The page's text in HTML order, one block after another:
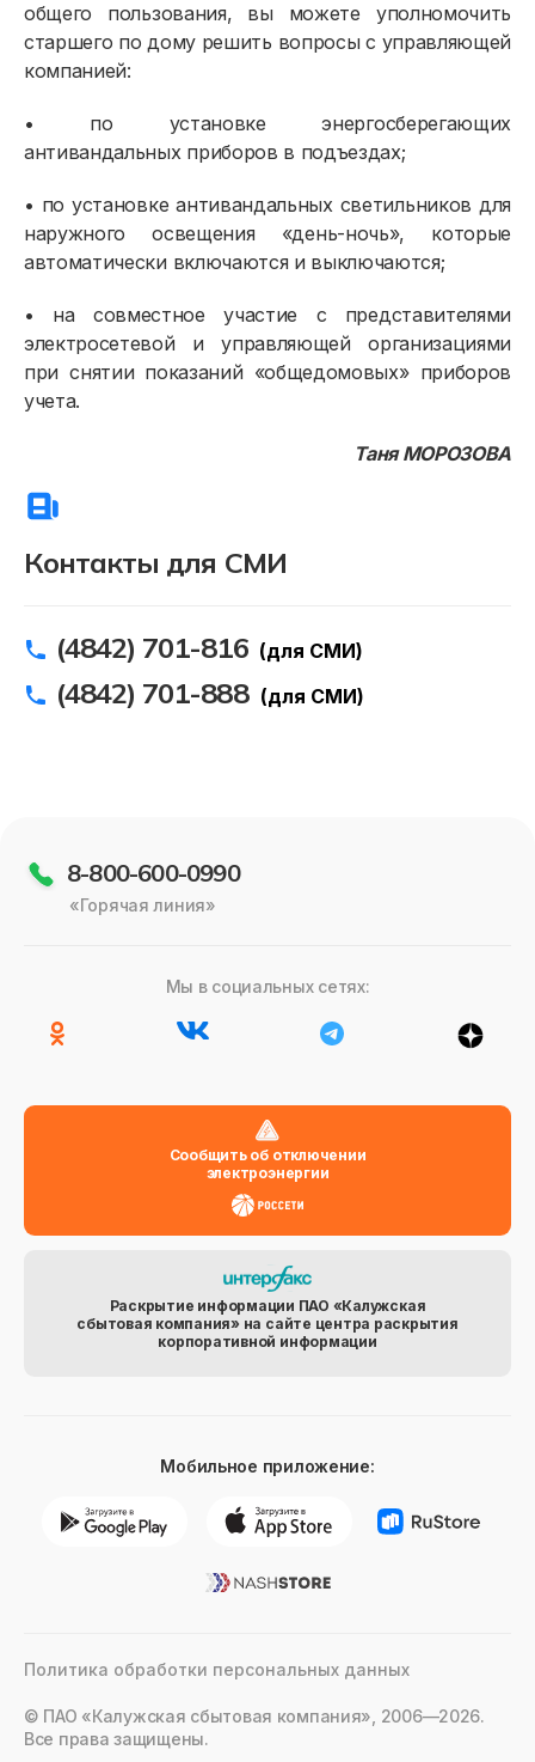
Контакты для СМИ
(4842) 701-816 (для СМИ)
(4842) 701-888 (для СМИ)
общего пользования, вы можете уполномочить
старшего по дому решить вопросы с управляющей
компанией:
• по установке энергосберегающих
антивандальных приборов в подъездах;
• по установке антивандальных светильников для
наружного освещения «день-ночь», которые
автоматически включаются и выключаются;
• на совместное участие с представителями
электросетевой и управляющей организациями
при снятии показаний «общедомовых» приборов
учета.
Таня МОРОЗОВА
8-800-600-0990
«Горячая линия»
Мы в социальных сетях:
Сообщить об отключении
электроэнергии
Раскрытие информации ПАО «Калужская
сбытовая компания» на сайте центра раскрытия
корпоративной информации
Мобильное приложение:
Политика обработки персональных данных
© ПАО «Калужская сбытовая компания», 2006—2026.
Все права защищены.